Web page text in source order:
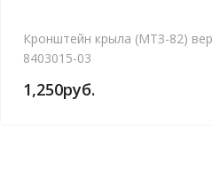
Кронштейн крыла (МТЗ-82)
8403015-03
1,250руб.